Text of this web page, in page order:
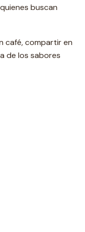
buscan
café, compartir en
de los sabores